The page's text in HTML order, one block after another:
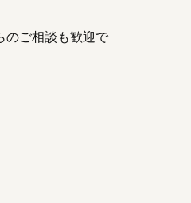
のご相談も歓迎で